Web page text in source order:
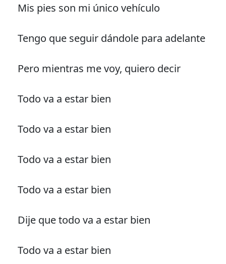
Mis pies son mi único vehículo
Tengo que seguir dándole para adelante
Pero mientras me voy, quiero decir
Todo va a estar bien
Todo va a estar bien
Todo va a estar bien
Todo va a estar bien
Dije que todo va a estar bien
Todo va a estar bien